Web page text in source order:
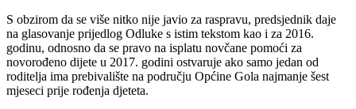
S obzirom da se više nitko nije javio za raspravu, predsjednik daje
na glasovanje prijedlog Odluke s istim tekstom kao i za 2016.
godinu, odnosno da se pravo na isplatu novčane pomoći za
novorođeno dijete u 2017. godini ostvaruje ako samo jedan od
roditelja ima prebivalište na području Općine Gola najmanje šest
mjeseci prije rođenja djeteta.